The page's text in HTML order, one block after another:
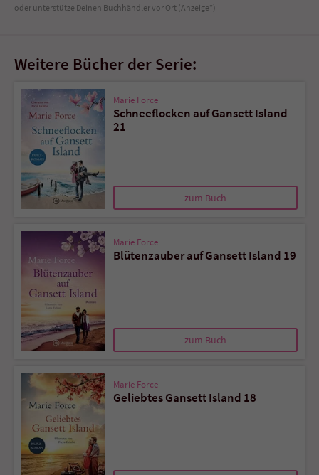
oder unterstütze Deinen Buchhändler vor Ort (Anzeige*)
Weitere Bücher der Serie:
Marie Force
Schneeflocken auf Gansett Island
21
zum Buch
Marie Force
Blütenzauber auf Gansett Island 19
zum Buch
Marie Force
Geliebtes Gansett Island 18